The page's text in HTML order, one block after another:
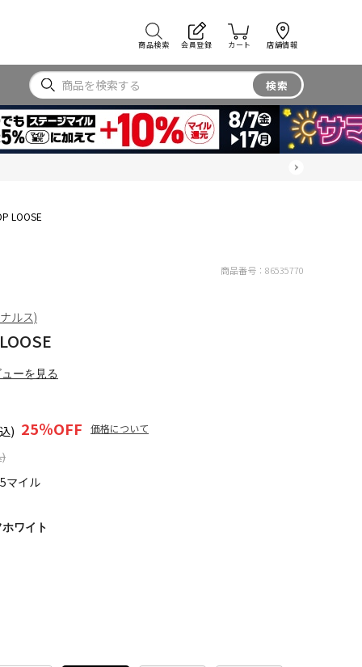
商品検索 会員登録 カート 店舗情報
検索
LOOSE
マイル
ーを見る
) 25％OFF 価格について
ワイト
商品番号： 86535770
ルス)